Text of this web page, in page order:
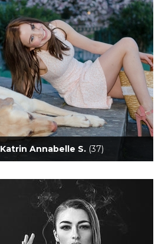
Katrin Annabelle S. (37)